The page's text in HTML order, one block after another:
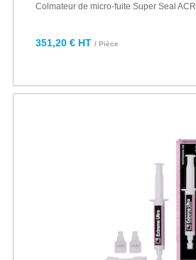
Colmateur de micro-fuite Super Seal ACR
351,20 € HT / Pièce